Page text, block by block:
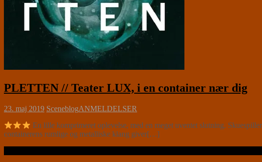
PLETTEN // Teater LUX, i en container nær dig
23. maj 2019 SceneblogANMELDELSER
En lille komprimeret oplevelse, med en meget uventet slutning.
containerens rumlige og metalliske klang giver[…]